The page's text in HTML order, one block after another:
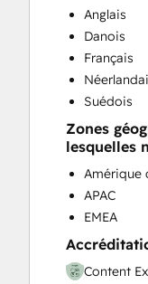
Paid
Sales and
Sales
Sales
Social
Video
Website
Website
Website
Anglais
Danois
Français
Suédois
Zones
lesquelles
Amérique
APAC
EMEA
Content